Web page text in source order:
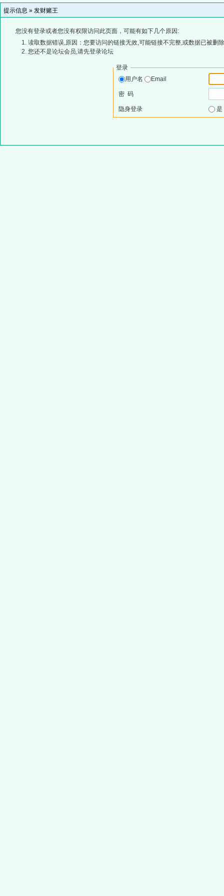
提示信息 » 发财赌王
您没有登录或者您没有权限访问此页面，可能有如下几个原因:
读取数据错误,原因：您要访问的链接无效,可能链接不完整,或数据已被删
您还不是论坛会员,请先登录论坛
登录
用户名
Email
密 码
隐身登录